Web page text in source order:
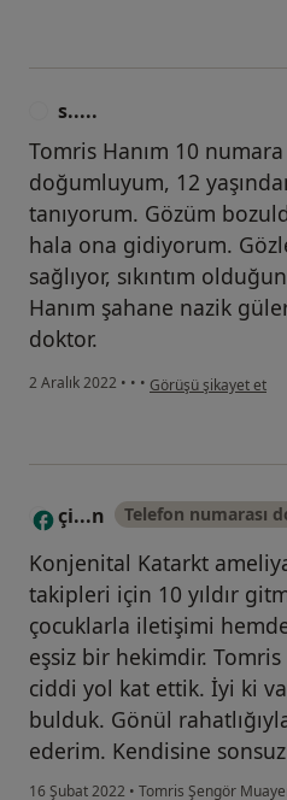
s.....
Tomris Hanım 10 numara
doğumluyum, 12
tanıyorum. Gözüm
hala ona gidiyorum.
sağlıyor, sıkıntım
Hanım şahane nazik
doktor.
2 Aralık 2022 • • • kullanıcının
Görüşü şikayet et
Ç çi...n Telefon numarası
Konjenital Katarkt
takipleri için 10 yıldır
çocuklarla iletişimi
eşsiz bir hekimdir.
ciddi yol kat ettik. İyi ki
bulduk. Gönül
ederim. Kendisine
16 Şubat 2022 • Tomris Şengör